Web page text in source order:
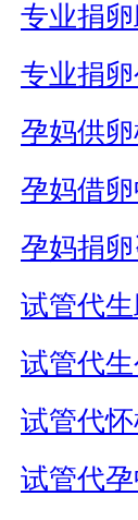
专业捐
专业捐卵
孕妈供
孕妈借
孕妈捐
试管代
试管代生
试管代
试管代